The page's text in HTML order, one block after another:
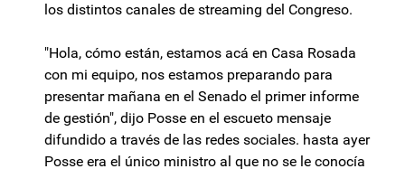
los distintos canales de streaming del Congreso.
"Hola, cómo están, estamos acá en Casa Rosada
con mi equipo, nos estamos preparando para
presentar mañana en el Senado el primer informe
de gestión", dijo Posse en el escueto mensaje
difundido a través de las redes sociales. hasta ayer
Posse era el único ministro al que no se le conocía